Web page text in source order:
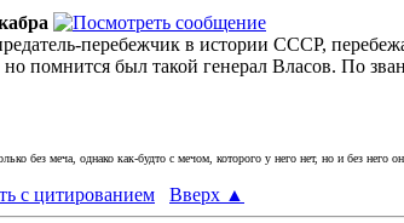
перебежчик в истории СССР,
но помнится был такой генерал Власов. По
без меча, однако как-будто с мечом, которого у него нет, но и без него
с цитированием Вверх ▲